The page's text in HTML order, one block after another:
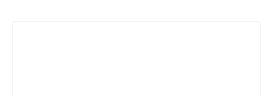
Print